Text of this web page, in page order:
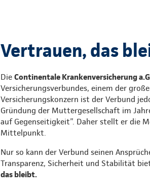
Vertrauen, das
Die Continentale Krankenversicherung
Versicherungsverbundes, einem der
Versicherungskonzern ist der Verbund
Gründung der Muttergesellschaft im
auf Gegenseitigkeit”. Daher stellt er die
Mittelpunkt.
Nur so kann der Verbund seinen
Transparenz, Sicherheit und Stabilität
das bleibt.